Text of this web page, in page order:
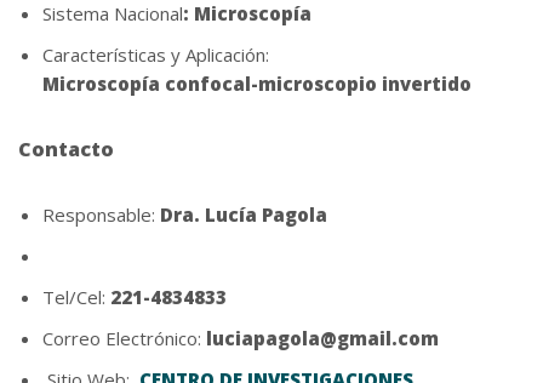
Sistema Nacional: Microscopía
Características y Aplicación:
Microscopía confocal-microscopio invertido
Contacto
Responsable: Dra. Lucía Pagola
Tel/Cel: 221-4834833
Correo Electrónico: luciapagola@gmail.com